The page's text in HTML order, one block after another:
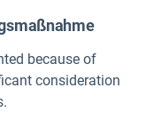
because of
consideration